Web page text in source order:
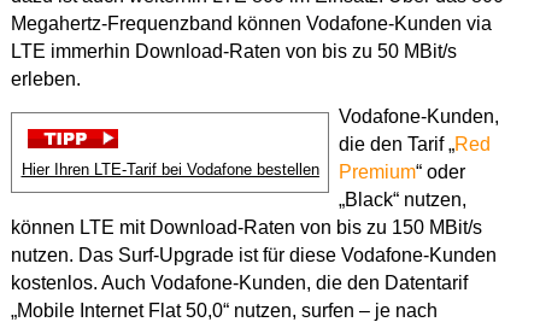
Megahertz-Frequenzband können Vodafone-Kunden via
LTE immerhin Download-Raten von bis zu 50 MBit/s
erleben.
Hier Ihren LTE-Tarif bei Vodafone bestellen
Vodafone-Kunden,
die den Tarif „Red
Premium“ oder
„Black“ nutzen,
können LTE mit Download-Raten von bis zu 150 MBit/s
nutzen. Das Surf-Upgrade ist für diese Vodafone-Kunden
kostenlos. Auch Vodafone-Kunden, die den Datentarif
„Mobile Internet Flat 50,0“ nutzen, surfen – je nach